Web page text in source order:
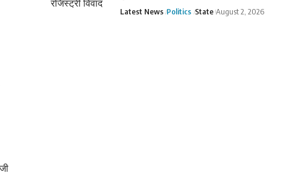
Latest News Politics State August 2, 2026